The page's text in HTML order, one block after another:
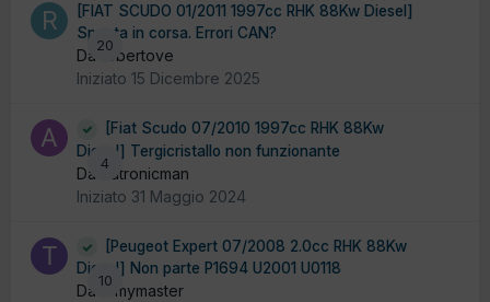
20
[FIAT SCUDO 01/2011 1997cc RHK 88Kw Diesel]
Spenta in corsa. Errori CAN?
Da robertove
Iniziato 15 Dicembre 2025
4
[Fiat Scudo 07/2010 1997cc RHK 88Kw
Diesel] Tergicristallo non funzionante
Da Autronicman
Iniziato 31 Maggio 2024
10
[Peugeot Expert 07/2008 2.0cc RHK 88Kw
Diesel] Non parte P1694 U2001 U0118
Da tomymaster